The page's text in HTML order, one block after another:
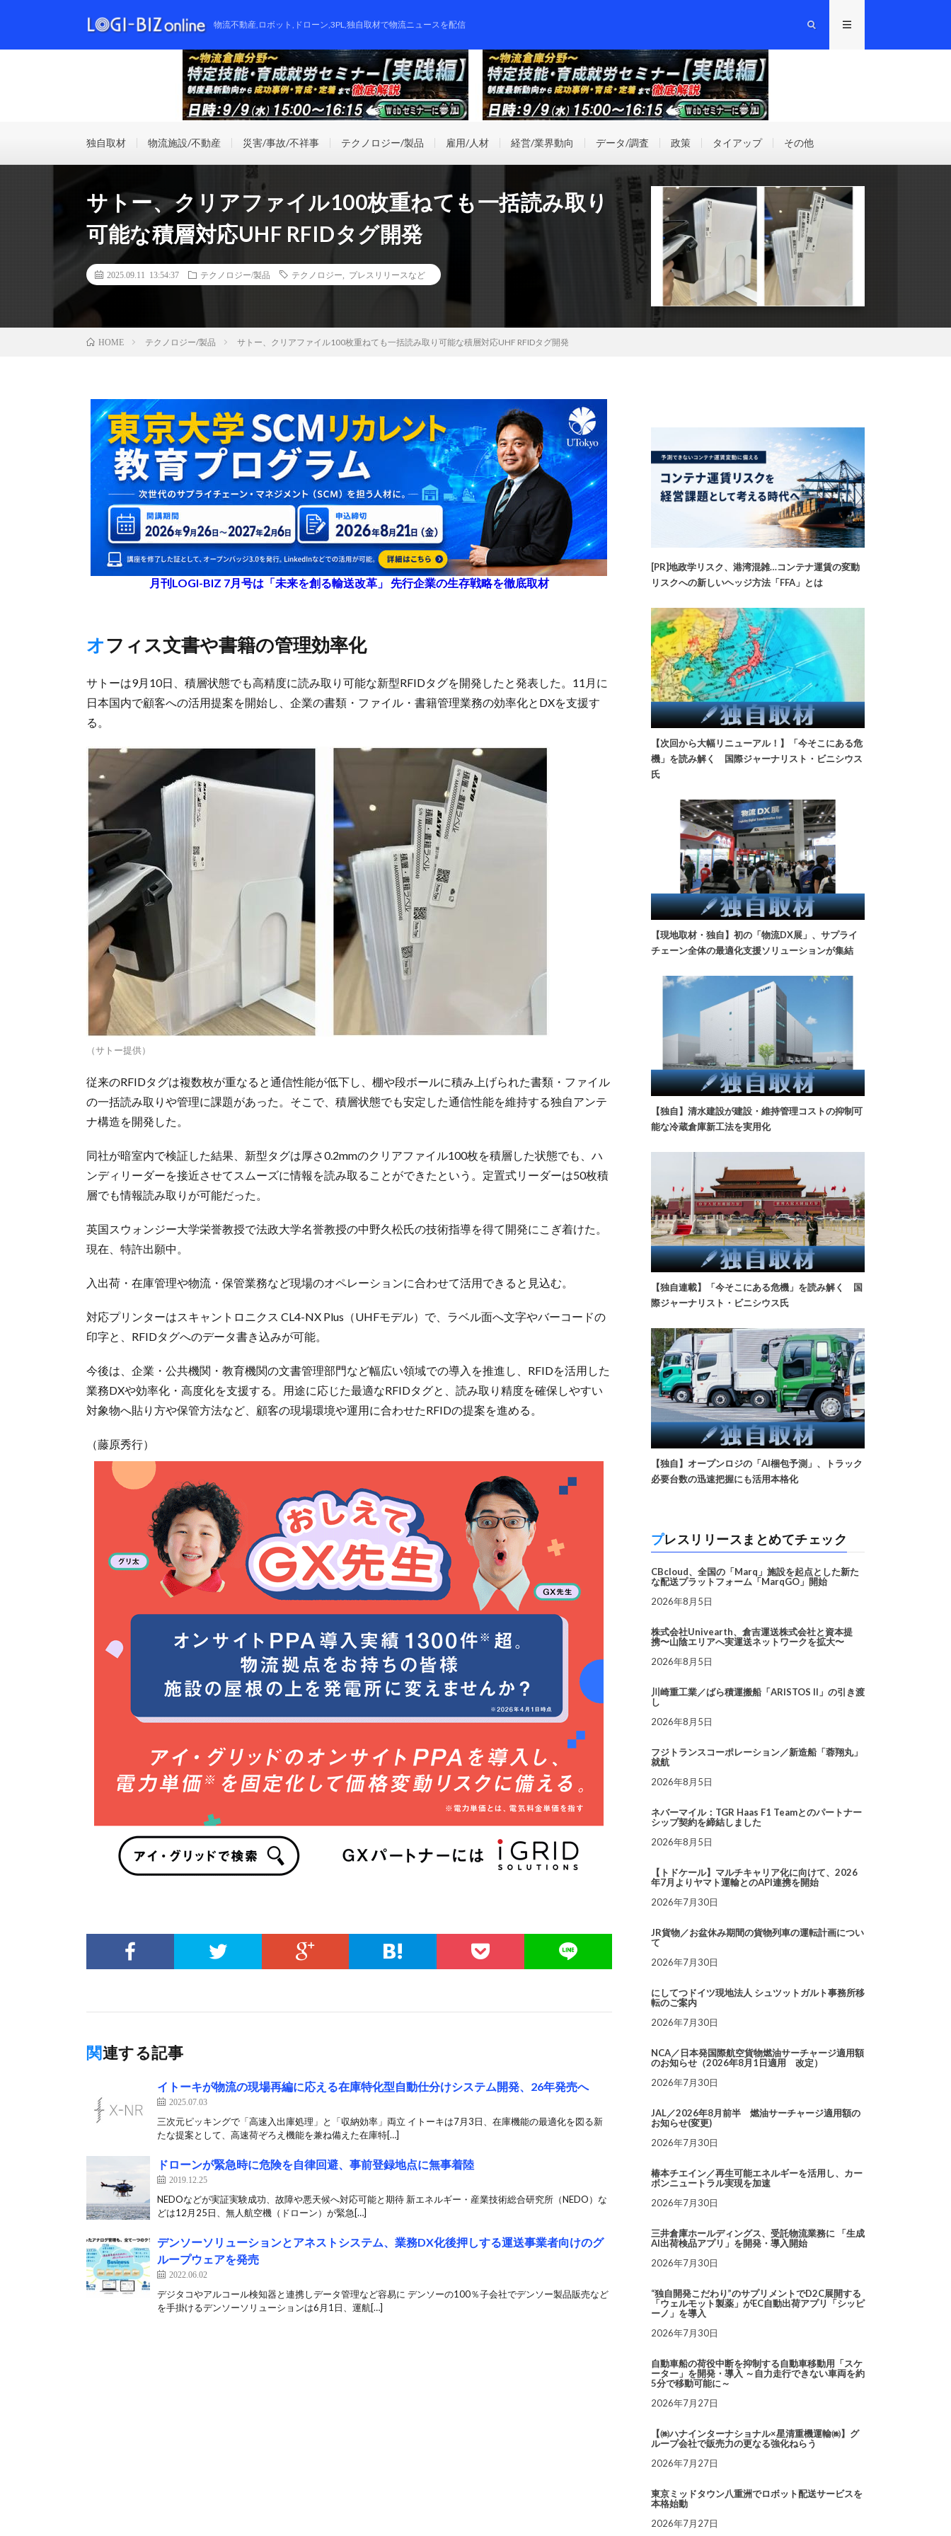
物流不動産,ロボット,ドローン,3PL,独自取材で物流ニュースを配信
独自取材 物流施設/不動産 災害/事故/不祥事 テクノロジー/製品 雇用/人材 経営/業界動向 データ/調査 政策 タイアップ その他
サトー、クリアファイル100枚重ねても一括読み取り
可能な積層対応UHF RFIDタグ開発
2025.09.11 13:54:37 テクノロジー/製品 テクノロジー プレスリリースなど
HOME テクノロジー/製品 サトー、クリアファイル100枚重ねても一括読み取り可能な積層対応UHF RFIDタグ開発
月刊LOGI-BIZ 7月号は「未来を創る輸送改革」 先行企業の生存戦略を徹底取材
オフィス文書や書籍の管理効率化
サトーは9月10日、積層状態でも高精度に読み取り可能な新型RFIDタグを開発したと発表した。11月に
日本国内で顧客への活用提案を開始し、企業の書類・ファイル・書籍管理業務の効率化とDXを支援す
る。
（サトー提供）
従来のRFIDタグは複数枚が重なると通信性能が低下し、棚や段ボールに積み上げられた書類・ファイル
の一括読み取りや管理に課題があった。そこで、積層状態でも安定した通信性能を維持する独自アンテ
ナ構造を開発した。
同社が暗室内で検証した結果、新型タグは厚さ0.2mmのクリアファイル100枚を積層した状態でも、ハ
ンディリーダーを接近させてスムーズに情報を読み取ることができたという。定置式リーダーは50枚積
層でも情報読み取りが可能だった。
英国スウォンジー大学栄誉教授で法政大学名誉教授の中野久松氏の技術指導を得て開発にこぎ着けた。
現在、特許出願中。
入出荷・在庫管理や物流・保管業務など現場のオペレーションに合わせて活用できると見込む。
対応プリンターはスキャントロニクス CL4-NX Plus（UHFモデル）で、ラベル面へ文字やバーコードの
印字と、RFIDタグへのデータ書き込みが可能。
今後は、企業・公共機関・教育機関の文書管理部門など幅広い領域での導入を推進し、RFIDを活用した
業務DXや効率化・高度化を支援する。用途に応じた最適なRFIDタグと、読み取り精度を確保しやすい
対象物へ貼り方や保管方法など、顧客の現場環境や運用に合わせたRFIDの提案を進める。
（藤原秀行）
関連する記事
イトーキが物流の現場再編に応える在庫特化型自動仕分けシステム開発、26年発売へ
2025.07.03
三次元ピッキングで「高速入出庫処理」と「収納効率」両立 イトーキは7月3日、在庫機能の最適化を図る新
たな提案として、高速荷ぞろえ機能を兼ね備えた在庫特[…]
ドローンが緊急時に危険を自律回避、事前登録地点に無事着陸
2019.12.25
NEDOなどが実証実験成功、故障や悪天候へ対応可能と期待 新エネルギー・産業技術総合研究所（NEDO）な
どは12月25日、無人航空機（ドローン）が緊急[…]
デンソーソリューションとアネストシステム、業務DX化後押しする運送事業者向けのグ
ループウェアを発売
2022.06.02
デジタコやアルコール検知器と連携しデータ管理など容易に デンソーの100％子会社でデンソー製品販売など
を手掛けるデンソーソリューションは6月1日、運航[…]
[PR]地政学リスク、港湾混雑…コンテナ運賃の変動
リスクへの新しいヘッジ方法「FFA」とは
【次回から大幅リニューアル！】「今そこにある危
機」を読み解く 国際ジャーナリスト・ビニシウス
氏
【現地取材・独自】初の「物流DX展」、サプライ
チェーン全体の最適化支援ソリューションが集結
【独自】清水建設が建設・維持管理コストの抑制可
能な冷蔵倉庫新工法を実用化
【独自連載】「今そこにある危機」を読み解く 国
際ジャーナリスト・ビニシウス氏
【独自】オープンロジの「AI梱包予測」、トラック
必要台数の迅速把握にも活用本格化
プレスリリースまとめてチェック
CBcloud、全国の「Marq」施設を起点とした新た
な配送プラットフォーム「MarqGO」開始
2026年8月5日
株式会社Univearth、倉吉運送株式会社と資本提
携〜山陰エリアへ実運送ネットワークを拡大〜
2026年8月5日
川崎重工業／ばら積運搬船「ARISTOS II」の引き渡
し
2026年8月5日
フジトランスコーポレーション／新造船「蓉翔丸」
就航
2026年8月5日
ネバーマイル：TGR Haas F1 Teamとのパートナー
シップ契約を締結しました
2026年8月5日
【トドケール】マルチキャリア化に向けて、2026
年7月よりヤマト運輸とのAPI連携を開始
2026年7月30日
JR貨物／お盆休み期間の貨物列車の運転計画につい
て
2026年7月30日
にしてつドイツ現地法人 シュツットガルト事務所移
転のご案内
2026年7月30日
NCA／日本発国際航空貨物燃油サーチャージ適用額
のお知らせ（2026年8月1日適用 改定）
2026年7月30日
JAL／2026年8月前半 燃油サーチャージ適用額の
お知らせ(変更)
2026年7月30日
椿本チエイン／再生可能エネルギーを活用し、カー
ボンニュートラル実現を加速
2026年7月30日
三井倉庫ホールディングス、受託物流業務に 「生成
AI出荷検品アプリ」を開発・導入開始
2026年7月30日
“独自開発こだわり”のサプリメントでD2C展開する
「ウェルモット製薬」がEC自動出荷アプリ「シッピ
ーノ」を導入
2026年7月30日
自動車船の荷役中断を抑制する自動車移動用「スケ
ーター」を開発・導入 ～自力走行できない車両を約
5分で移動可能に～
2026年7月27日
【㈱ハナインターナショナル×星清重機運輸㈱】グ
ループ会社で販売力の更なる強化ねらう
2026年7月27日
東京ミッドタウン八重洲でロボット配送サービスを
本格始動
2026年7月27日